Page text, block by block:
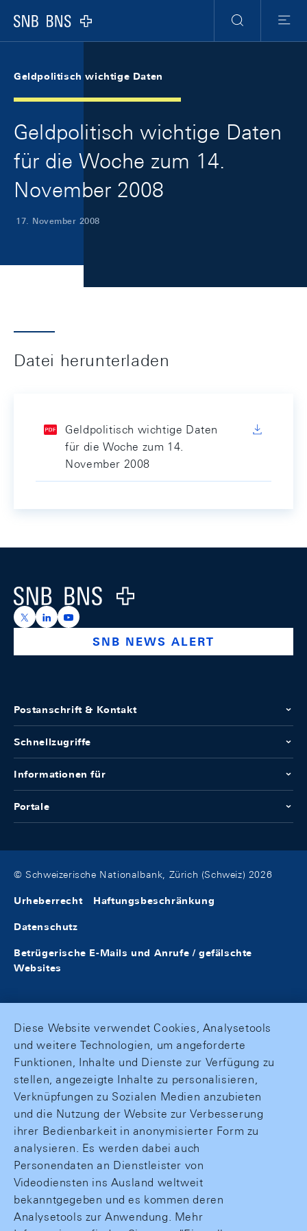
Logo
Suche
Menu
Geldpolitisch wichtige Daten
Geldpolitisch wichtige Daten
für die Woche zum 14.
November 2008
17. November 2008
Datei herunterladen
Geldpolitisch wichtige Daten
für die Woche zum 14.
November 2008
Logo
https://x.com/snb_bns
https://ch.linkedin.com/company/swiss-national-
https://www.youtube.com/@swissnationalbank
SNB NEWS ALERT
Postanschrift & Kontakt
Schnellzugriffe
Informationen für
Portale
© Schweizerische Nationalbank, Zürich (Schweiz) 2026
Urheberrecht Haftungsbeschränkung
Datenschutz
Betrügerische E-Mails und Anrufe / gefälschte
Websites
Diese Website verwendet Cookies, Analysetools
und weitere Technologien, um angeforderte
Funktionen, Inhalte und Dienste zur Verfügung zu
stellen, angezeigte Inhalte zu personalisieren,
Verknüpfungen zu Sozialen Medien anzubieten
und die Nutzung der Website zur Verbesserung
ihrer Bedienbarkeit in anonymisierter Form zu
analysieren. Es werden dabei auch
Personendaten an Dienstleister von
Videodiensten ins Ausland weltweit
bekanntgegeben und es kommen deren
Analysetools zur Anwendung. Mehr